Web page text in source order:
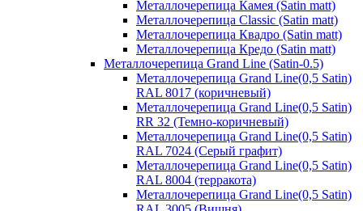
Металлочерепица Камея (Satin matt)
Металлочерепица Classic (Satin matt)
Металлочерепица Квадро (Satin matt)
Металлочерепица Кредо (Satin matt)
Металлочерепица Grand Line (Satin-0.5)
Металлочерепица Grand Line(0,5 Satin)
RAL 8017 (коричневый)
Металлочерепица Grand Line(0,5 Satin)
RR 32 (Темно-коричневый)
Металлочерепица Grand Line(0,5 Satin)
RAL 7024 (Серый графит)
Металлочерепица Grand Line(0,5 Satin)
RAL 8004 (терракота)
Металлочерепица Grand Line(0,5 Satin)